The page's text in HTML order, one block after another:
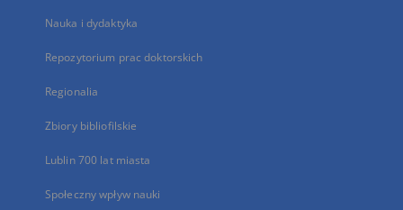
Nauka i dydaktyka
Repozytorium prac doktorskich
Regionalia
Zbiory bibliofilskie
Lublin 700 lat miasta
Społeczny wpływ nauki